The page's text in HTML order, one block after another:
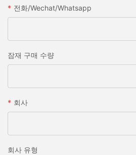
전화/wechat/whatsapp
잠재 구매 수량
회사
회사 유형